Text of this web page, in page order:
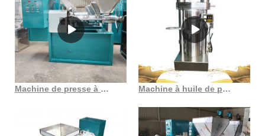
Machine de presse à huile de graines de sésame Machine de presse à huile de graines de sésame Machine à huile de presse à froid hydraulique Machine à huile de presse à froid hydraulique